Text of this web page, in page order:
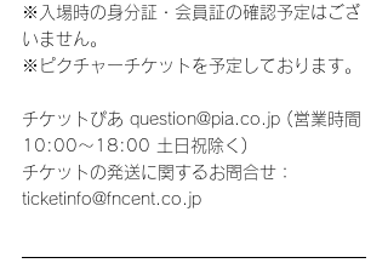
※入場時の身分証・会員証の確認予定はござ
いません。
※ピクチャーチケットを予定しております。
チケットぴあ question@pia.co.jp (営業時間
10:00～18:00 土日祝除く)
チケットの発送に関するお問合せ：
ticketinfo@fncent.co.jp